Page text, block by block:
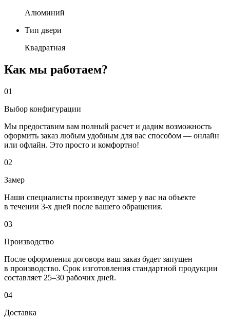
Алюминий
Тип двери
Квадратная
Как мы работаем?
01
Выбор конфигурации
Мы предоставим вам полный расчет и дадим возможность
оформить заказ любым удобным для вас способом — онлайн
или офлайн. Это просто и комфортно!
02
Замер
Наши специалисты произведут замер у вас на объекте
в течении 3-х дней после вашего обращения.
03
Производство
После оформления договора ваш заказ будет запущен
в производство. Срок изготовления стандартной продукции
составляет 25–30 рабочих дней.
04
Доставка